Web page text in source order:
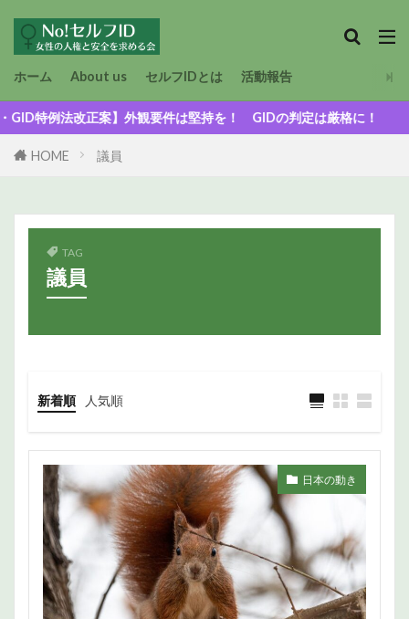
ホーム About us セルフIDとは 活動報告
例法改正案】外観要件は堅持を！ GIDの判定は厳格に！
HOME 議員
TAG
議員
新着順 人気順
日本の動き